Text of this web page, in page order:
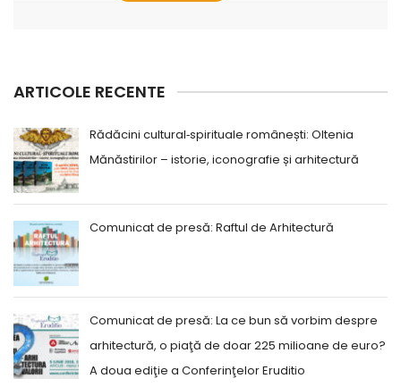
ARTICOLE RECENTE
Rădăcini cultural‑spirituale românești: Oltenia
Mănăstirilor – istorie, iconografie și arhitectură
Comunicat de presă: Raftul de Arhitectură
Comunicat de presă: La ce bun să vorbim despre
arhitectură, o piaţă de doar 225 milioane de euro?
A doua ediţie a Conferinţelor Eruditio